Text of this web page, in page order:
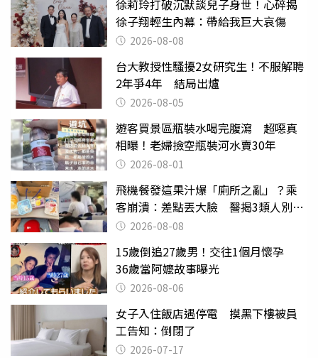
徐莉玲打破沉默談兒子身世！心碎揭
徐子翔輕生內幕：帶給我巨大哀傷
2026-08-08
台大教授性騷擾2女研究生！不服解聘
2年爭4年 結局出爐
2026-08-05
遊客買景區瓶裝水喝完腹瀉 超噁真
相曝！老婦撿空瓶裝河水賣30年
2026-08-01
飛機餐發這果汁爆「廁所之亂」？乘
客崩潰：差點丟大臉 醫揭3類人別亂
喝 2026-08-08
15歲倒追27歲男！交往1個月懷孕
36歲當阿嬤故事曝光
2026-08-06
女子入住飯店遇停電 摸黑下樓被員
工告知：倒閉了
2026-07-17